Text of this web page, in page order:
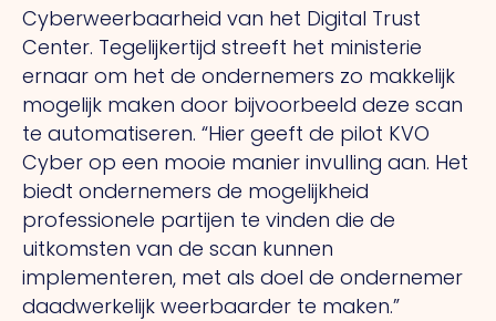
Cyberweerbaarheid van het Digital Trust
Center. Tegelijkertijd streeft het ministerie
ernaar om het de ondernemers zo makkelijk
mogelijk maken door bijvoorbeeld deze scan
te automatiseren. “Hier geeft de pilot KVO
Cyber op een mooie manier invulling aan. Het
biedt ondernemers de mogelijkheid
professionele partijen te vinden die de
uitkomsten van de scan kunnen
implementeren, met als doel de ondernemer
daadwerkelijk weerbaarder te maken.”